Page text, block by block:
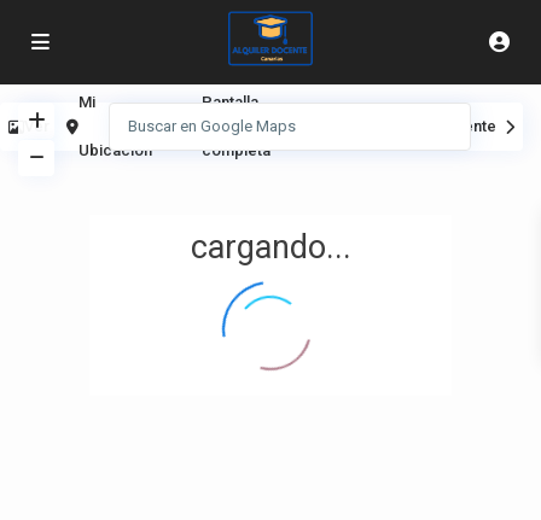
cargando...
Ver
Mi
Ubicación
Pantalla
completa
Siguiente